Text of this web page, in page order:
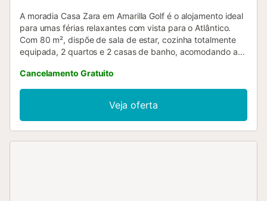
A moradia Casa Zara em Amarilla Golf é o alojamento ideal
para umas férias relaxantes com vista para o Atlântico.
Com 80 m², dispõe de sala de estar, cozinha totalmente
equipada, 2 quartos e 2 casas de banho, acomodando até
streaming, ar condicionado (disponível mediante
pagamento adicional) em todos os quartos e máquina de
lavar roupa. Berço e cadeira alta para bebé estão
disponíveis. Desfrutem do espaço exterior privado:
mergulhem na piscina aquecida—totalmente aquecida no
Cancelamento Gratuito
Veja oferta